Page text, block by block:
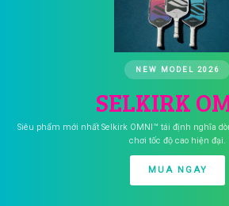
NEW MODEL 2026
SELKIRK
Siêu phẩm mới nhất Selkirk OMNI™ tái định nghĩa
chơi tốc độ cao hiện đại.
MUA NGAY